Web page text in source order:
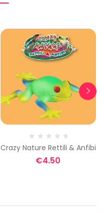
Crazy Nature Rettili & Anfibi
€4.50